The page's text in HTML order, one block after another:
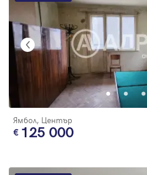
Ямбол, Център
125 000